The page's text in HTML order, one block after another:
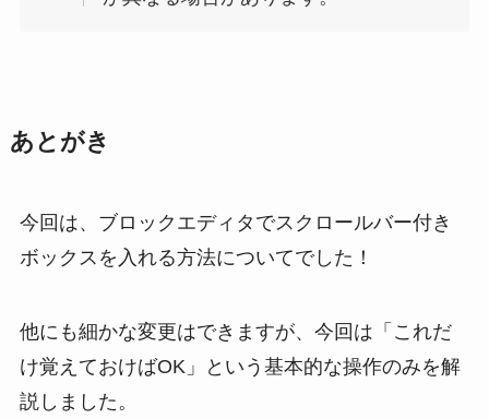
あとがき
今回は、ブロックエディタでスクロールバー付き
ボックスを入れる方法についてでした！
他にも細かな変更はできますが、今回は「これだ
け覚えておけばOK」という基本的な操作のみを解
説しました。